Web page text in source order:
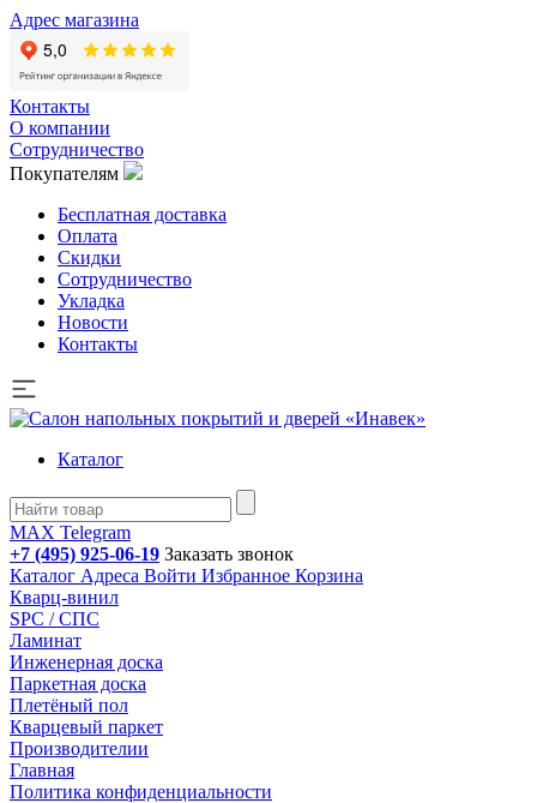
Адрес магазина
Контакты
О компании
Сотрудничество
Покупателям
Бесплатная доставка
Оплата
Скидки
Сотрудничество
Укладка
Новости
Контакты
Каталог
MAX Telegram
+7 (495) 925-06-19 Заказать звонок
Каталог Адреса Войти Избранное Корзина
Кварц-винил
SPC / СПС
Ламинат
Инженерная доска
Паркетная доска
Плетёный пол
Кварцевый паркет
Производителии
Главная
Политика конфиденциальности